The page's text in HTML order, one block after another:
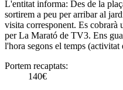
L'entitat informa: Des de la
sortirem a peu per arribar al
visita corresponent. Es cobrarà
per La Marató de TV3. Ens
l'hora segons el temps (activitat
Portem recaptats:
140€